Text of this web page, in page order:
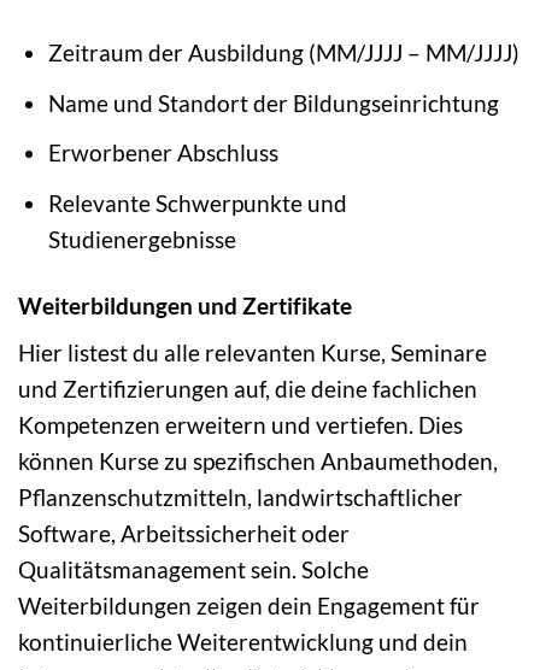
Zeitraum der Ausbildung (MM/JJJJ – MM/JJJJ)
Name und Standort der Bildungseinrichtung
Erworbener Abschluss
Relevante Schwerpunkte und
Studienergebnisse
Weiterbildungen und Zertifikate
Hier listest du alle relevanten Kurse, Seminare
und Zertifizierungen auf, die deine fachlichen
Kompetenzen erweitern und vertiefen. Dies
können Kurse zu spezifischen Anbaumethoden,
Pflanzenschutzmitteln, landwirtschaftlicher
Software, Arbeitssicherheit oder
Qualitätsmanagement sein. Solche
Weiterbildungen zeigen dein Engagement für
kontinuierliche Weiterentwicklung und dein